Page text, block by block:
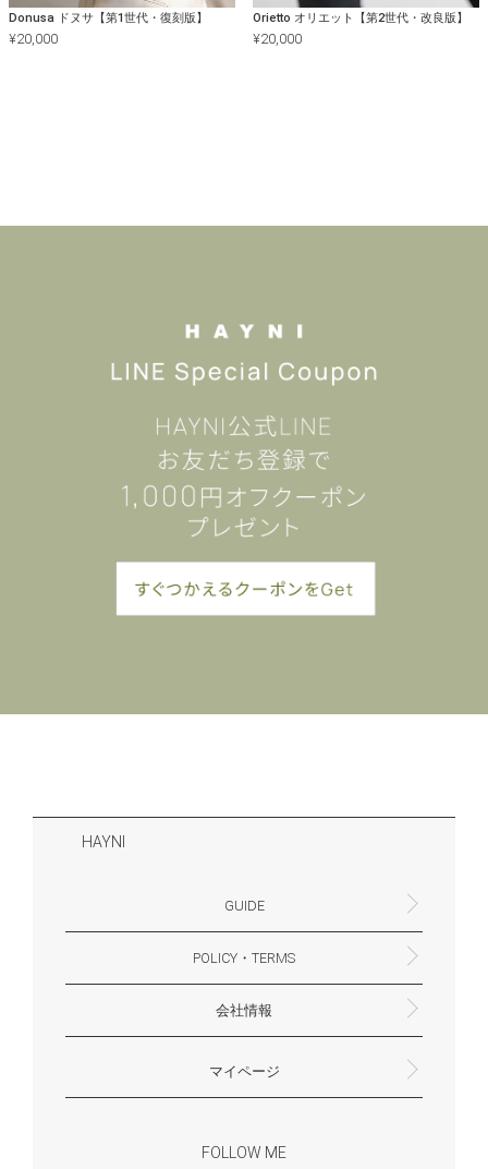
Donusa ドヌサ【第1世代・復刻版】
¥20,000
Orietto オリエット【第2世代・改良版】
¥20,000
HAYNI
GUIDE
よくあるご質問・お問合せ
お支払いについて
配送・送料について
ギフトサービスについて
一緒に働く？(HAYNI採用情報サイトへ)
for Foreigners (overseas delivery)
POLICY・TERMS
返品・交換について
プライバシーポリシー
特定商取引法に基づく表示
外部送信ポリシー
会社情報
大阪府大阪市淀川区十八条3-9-35
電話番号：06-6868-9671
※お電話でのお問合せ受付は行っておりません
メール：support@hayni.jp
お問い合わせはこちらからお願いいたします
営業時間：10：00～15：00（金曜日は14：00ま
定休日： 土・日・祝祭日
※土日祝祭日はお休みをいただきます。
メールの返信は翌営業日となりますので、ご了承
マイページ
FOLLOW ME